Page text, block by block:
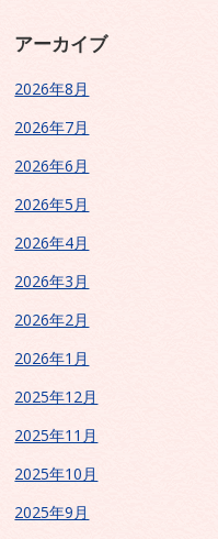
アーカイブ
2026年8月
2026年7月
2026年6月
2026年5月
2026年4月
2026年3月
2026年2月
2026年1月
2025年12月
2025年11月
2025年10月
2025年9月